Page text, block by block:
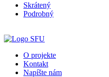
Skrátený
Podrobný
O projekte
Kontakt
Napíšte nám